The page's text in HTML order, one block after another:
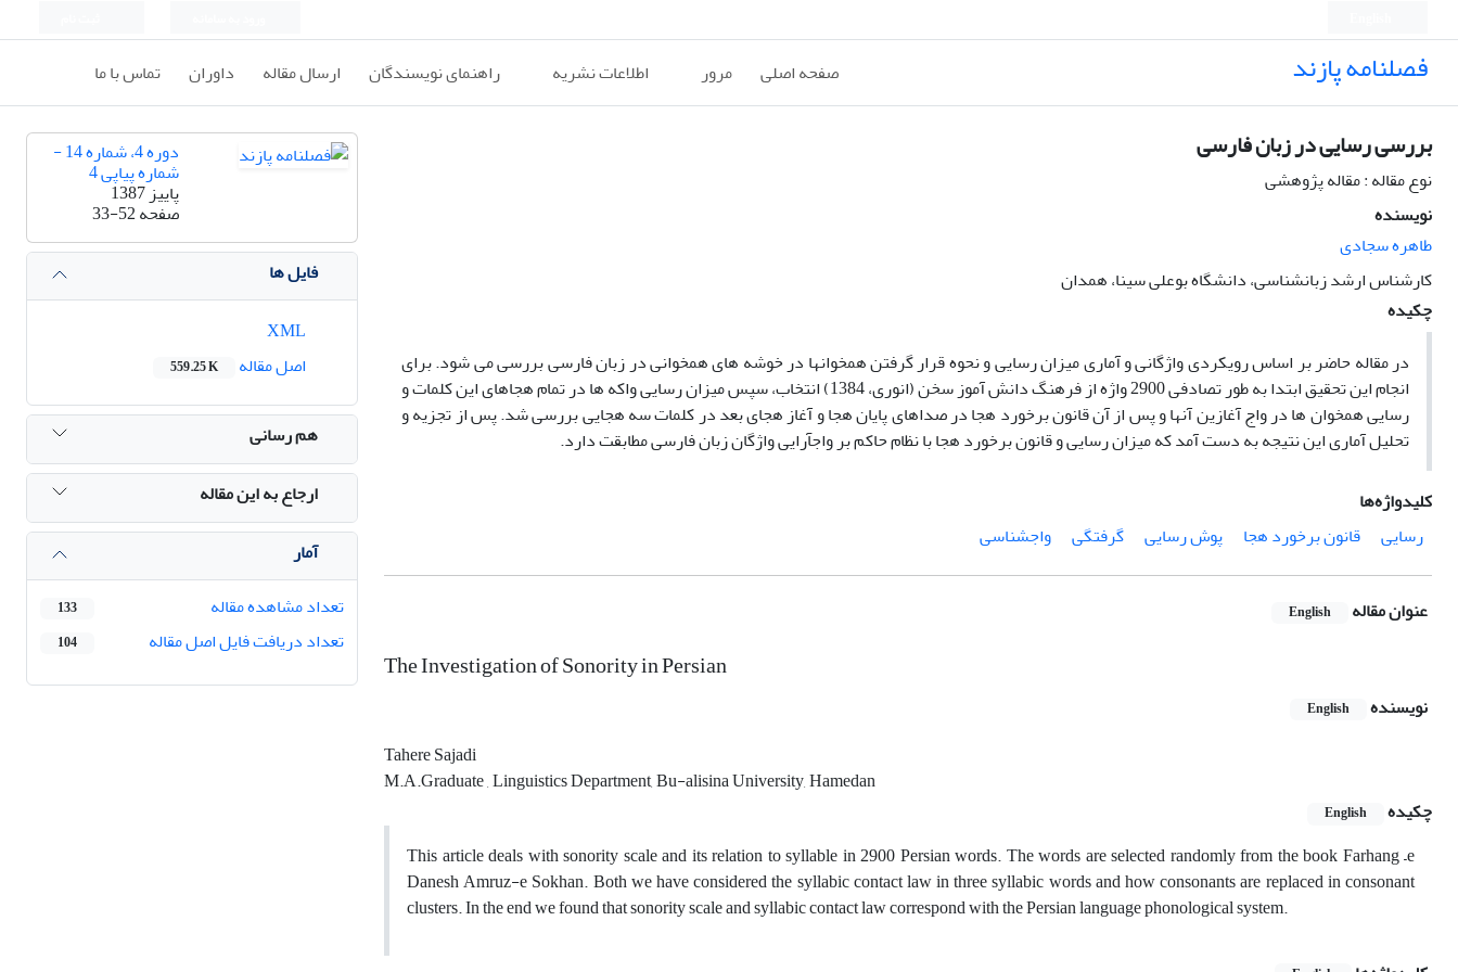
فصلنامه پازند صفحه اصلی مرور اطلاعات نشریه راهنمای نویسندگان ارسال مقاله داوران تماس با ما
بررسی رسایی در زبان فارسی
نوع مقاله : مقاله پژوهشی
نویسنده
طاهره سجادی
کارشناس ارشد زبانشناسی، دانشگاه بوعلی سینا، همدان
چکیده
در مقاله حاضر بر اساس رویکردی واژگانی و آماری میزان رسایی و نحوه قرار گرفتن همخوانها در خوشه های همخوانی در زبان فارسی بررسی می شود. برای
انجام این تحقیق ابتدا به طور تصادفی 2900 واژه از فرهنگ دانش آموز سخن (انوری، 1384) انتخاب، سپس میزان رسایی واکه ها در تمام هجاهای این کلمات و
رسایی همخوان ها در واج آغازین آنها و پس از آن قانون برخورد هجا در صداهای پایان هجا و آغاز هجای بعد در کلمات سه هجایی بررسی شد. پس از تجزیه و
تحلیل آماری این نتیجه به دست آمد که میزان رسایی و قانون برخورد هجا با نظام حاکم بر واجآرایی واژگان زبان فارسی مطابقت دارد.
کلیدواژه‌ها
رسایی
قانون برخورد هجا پوش رسایی گرفتگی واجشناسی
عنوان مقاله English
The Investigation of Sonority in Persian
نویسنده English
Tahere Sajadi
M.A.Graduate , Linguistics Department, Bu-alisina University, Hamedan
چکیده
English
This article deals with sonority scale and its relation to syllable in 2900 Persian words. The words are selected randomly from the book Farhang –e
Danesh Amruz-e Sokhan. Both we have considered the syllabic contact law in three syllabic words and how consonants are replaced in consonant
clusters. In the end we found that sonority scale and syllabic contact law correspond with the Persian language phonological system.
دوره 4، شماره 14 -
شماره پیاپی 4
پاییز 1387
صفحه33-52
فایل ها
اصل مقاله
559.25 K
هم رسانی
ارجاع به این مقاله
آمار
تعداد مشاهده مقاله
133
تعداد دریافت فایل اصل مقاله 104